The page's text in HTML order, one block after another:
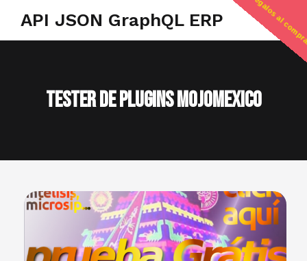
API JSON GraphQL ERP
Tester de Plugins Mojomexico
regalos al